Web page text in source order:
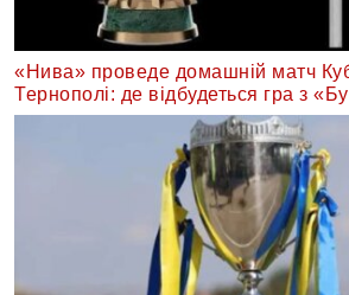
«Нива» проведе домашній матч
Тернополі: де відбудеться гра з